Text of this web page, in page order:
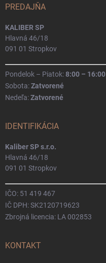
PREDAJŇA
KALIBER SP
Hlavná 46/18
091 01 Stropkov
Pondelok – Piatok:8:00 – 16:00
Sobota:Zatvorené
Nedeľa:Zatvorené
IDENTIFIKÁCIA
Kaliber SP s.r.o.
Hlavná 46/18
091 01 Stropkov
IČO: 51 419 467
IČ DPH: SK2120719623
Zbrojná licencia: LA 002853
KONTAKT